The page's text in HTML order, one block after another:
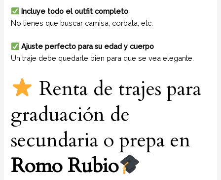
Incluye todo el outfit completo
No tienes que buscar camisa, corbata, etc.
Ajuste perfecto para su edad y cuerpo
Un traje debe quedarle bien para que se vea elegante.
Renta de trajes para
graduación de
secundaria o prepa en
Romo Rubio